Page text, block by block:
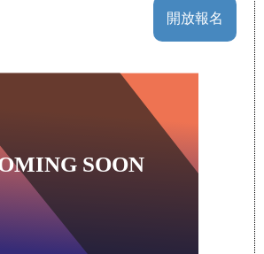
開放報名